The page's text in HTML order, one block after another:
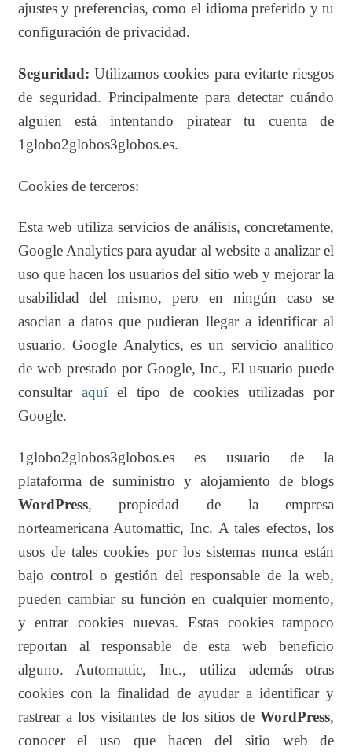
ajustes y preferencias, como el idioma preferido y tu
configuración de privacidad.
Seguridad: Utilizamos cookies para evitarte riesgos
de seguridad. Principalmente para detectar cuándo
alguien está intentando piratear tu cuenta de
1globo2globos3globos.es.
Cookies de terceros:
Esta web utiliza servicios de análisis, concretamente,
Google Analytics para ayudar al website a analizar el
uso que hacen los usuarios del sitio web y mejorar la
usabilidad del mismo, pero en ningún caso se
asocian a datos que pudieran llegar a identificar al
usuario. Google Analytics, es un servicio analítico
de web prestado por Google, Inc., El usuario puede
consultar aquíel tipo de cookies utilizadas por
Google.
1globo2globos3globos.es es usuario de la
plataforma de suministro y alojamiento de blogs
WordPress, propiedad de la empresa
norteamericana Automattic, Inc. A tales efectos, los
usos de tales cookies por los sistemas nunca están
bajo control o gestión del responsable de la web,
pueden cambiar su función en cualquier momento,
y entrar cookies nuevas. Estas cookies tampoco
reportan al responsable de esta web beneficio
alguno. Automattic, Inc., utiliza además otras
cookies con la finalidad de ayudar a identificar y
rastrear a los visitantes de los sitios deWordPress,
conocer el uso que hacen del sitio web de